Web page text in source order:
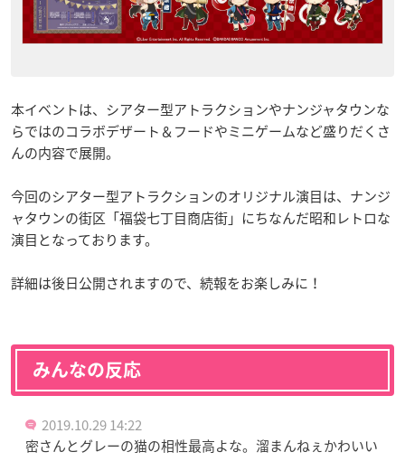
本イベントは、シアター型アトラクションやナンジャタウンな
らではのコラボデザート＆フードやミニゲームなど盛りだくさ
んの内容で展開。
今回のシアター型アトラクションのオリジナル演目は、ナンジ
ャタウンの街区「福袋七丁目商店街」にちなんだ昭和レトロな
演目となっております。
詳細は後日公開されますので、続報をお楽しみに！
みんなの反応
2019.10.29 14:22
密さんとグレーの猫の相性最高よな。溜まんねぇかわいい